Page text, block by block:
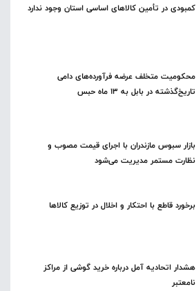
کمبودی در تأمین کالاهای اساسی استان وجود ندارد
محکومیت متخلف عرضه فرآورده‌های دامی
تاریخ‌گذشته در بابل به ۱۳ ماه حبس
بازار سبوس مازندران با اجرای قیمت مصوب و
نظارت مستمر مدیریت می‌شود
برخورد قاطع با احتکار و اخلال در توزیع کالاها
هشدار اتحادیه آمل درباره خرید گوشی از مراکز
نامعتبر